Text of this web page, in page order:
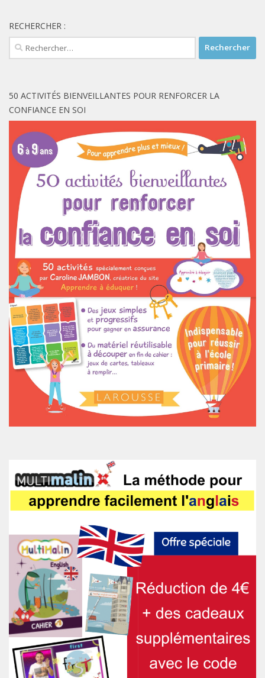
RECHERCHER :
Rechercher :
50 ACTIVITÉS BIENVEILLANTES POUR RENFORCER LA
CONFIANCE EN SOI